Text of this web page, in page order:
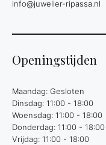
info@juwelier-ripassa.nl
Openingstijden
Maandag: Gesloten
Dinsdag: 11:00 - 18:00
Woensdag: 11:00 - 18:00
Donderdag: 11:00 - 18:00
Vrijdag: 11:00 - 18:00